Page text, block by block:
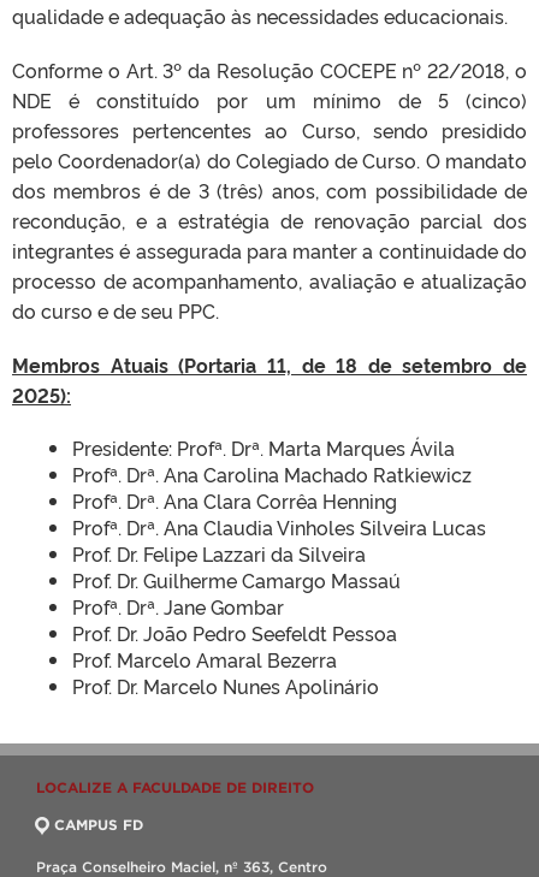
qualidade e adequação às necessidades educacionais.
Conforme o Art. 3º da Resolução COCEPE nº 22/2018, o
NDE é constituído por um mínimo de 5 (cinco)
professores pertencentes ao Curso, sendo presidido
pelo Coordenador(a) do Colegiado de Curso. O mandato
dos membros é de 3 (três) anos, com possibilidade de
recondução, e a estratégia de renovação parcial dos
integrantes é assegurada para manter a continuidade do
processo de acompanhamento, avaliação e atualização
do curso e de seu PPC.
Membros Atuais (Portaria 11, de 18 de setembro de
2025):
Presidente: Profª. Drª. Marta Marques Ávila
Profª. Drª. Ana Carolina Machado Ratkiewicz
Profª. Drª. Ana Clara Corrêa Henning
Profª. Drª. Ana Claudia Vinholes Silveira Lucas
Prof. Dr. Felipe Lazzari da Silveira
Prof. Dr. Guilherme Camargo Massaú
Profª. Drª. Jane Gombar
Prof. Dr. João Pedro Seefeldt Pessoa
Prof. Marcelo Amaral Bezerra
Prof. Dr. Marcelo Nunes Apolinário
LOCALIZE A FACULDADE DE DIREITO
CAMPUS FD
Praça Conselheiro Maciel, nº 363, Centro